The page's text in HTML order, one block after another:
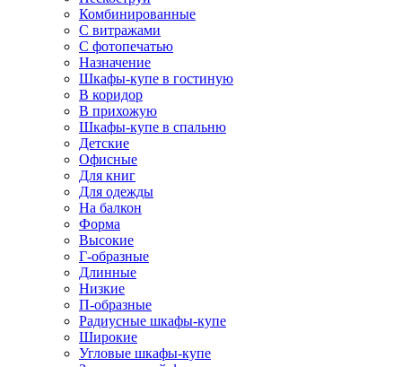
Комбинированные
С витражами
С фотопечатью
Назначение
Шкафы-купе в гостиную
В коридор
В прихожую
Шкафы-купе в спальню
Детские
Офисные
Для книг
Для одежды
На балкон
Форма
Высокие
Г-образные
Длинные
Низкие
П-образные
Радиусные шкафы-купе
Широкие
Угловые шкафы-купе